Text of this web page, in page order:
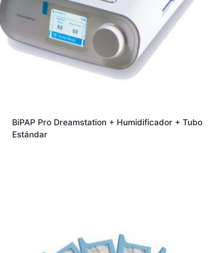
BiPAP Pro Dreamstation + Humidificador + Tubo
Estándar